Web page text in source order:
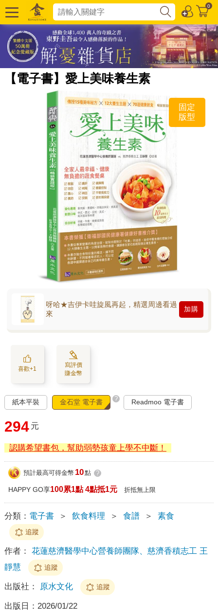
0
【電子書】愛上美味養生素
固定
版型
呀哈★吉伊卡哇旋風再起，精選周邊看過
來
加購
喜歡+1
寫評價
賺金幣
紙本平裝 金石堂 電子書 ? Readmoo 電子書
294 元
認購希望書包，幫助弱勢孩童上學不中斷！
預計最高可得金幣 10點 ?
HAPPY GO享100累1點 4點抵1元 折抵無上限
分類： 電子書 ＞ 飲食料理 ＞ 食譜 ＞ 素食
追蹤
作者：
花蓮慈濟醫學中心營養師團隊、慈濟香積志工 王
靜慧
追蹤
出版社： 原水文化 追蹤
出版日： 2026/01/22